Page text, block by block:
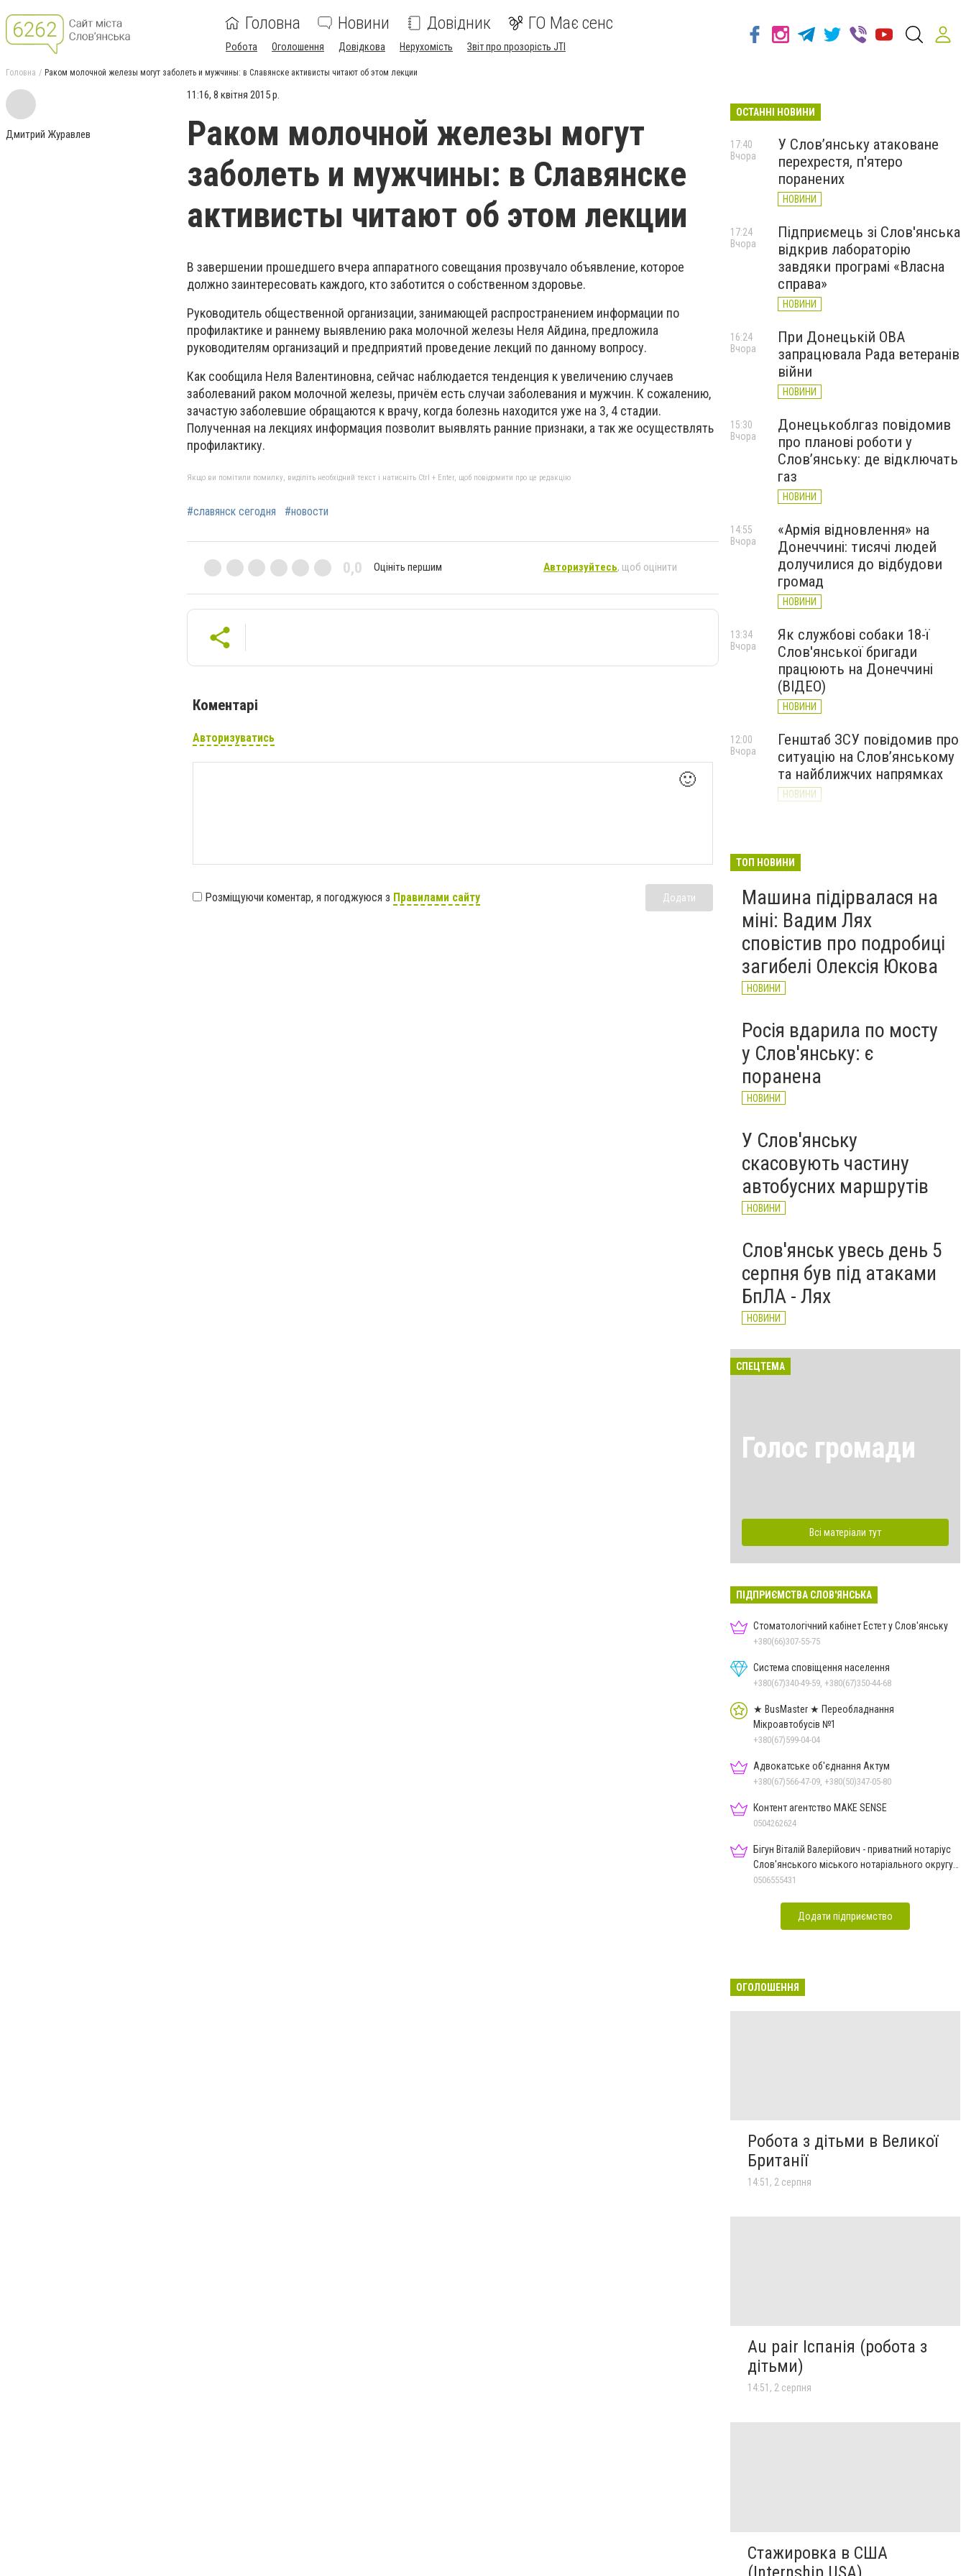
Головна Новини Довідник ГО Має сенс
Робота Оголошення Довідкова Нерухомість Звіт про прозорість JTI
Головна Раком молочной железы могут заболеть и мужчины: в Славянске активисты читают об этом лекции
Дмитрий Журавлев
11:16, 8 квітня 2015 р.
Раком молочной железы могут
заболеть и мужчины: в Славянске
активисты читают об этом лекции
В завершении прошедшего вчера аппаратного совещания прозвучало объявление, которое
должно заинтересовать каждого, кто заботится о собственном здоровье.
Руководитель общественной организации, занимающей распространением информации по
профилактике и раннему выявлению рака молочной железы Неля Айдина, предложила
руководителям организаций и предприятий проведение лекций по данному вопросу.
Как сообщила Неля Валентиновна, сейчас наблюдается тенденция к увеличению случаев
заболеваний раком молочной железы, причём есть случаи заболевания и мужчин. К сожалению,
зачастую заболевшие обращаются к врачу, когда болезнь находится уже на 3, 4 стадии.
Полученная на лекциях информация позволит выявлять ранние признаки, а так же осуществлять
профилактику.
Якщо ви помітили помилку, виділіть необхідний текст і натисніть Ctrl + Enter, щоб повідомити про це редакцію
#славянск сегодня #новости
0,0 Оцініть першим Авторизуйтесь, щоб оцінити
Коментарі
Авторизуватись
🙂
Розміщуючи коментар, я погоджуюся з Правилами сайту Додати
ОСТАННІ НОВИНИ
У Слов’янську атаковане
перехрестя, п'ятеро
поранених
НОВИНИ
17:40
Вчора
Підприємець зі Слов'янська
відкрив лабораторію
завдяки програмі «Власна
справа»
НОВИНИ
17:24
Вчора
При Донецькій ОВА
запрацювала Рада ветеранів
війни
НОВИНИ
16:24
Вчора
Донецькоблгаз повідомив
про планові роботи у
Слов’янську: де відключать
газ
НОВИНИ
15:30
Вчора
«Армія відновлення» на
Донеччині: тисячі людей
долучилися до відбудови
громад
НОВИНИ
14:55
Вчора
Як службові собаки 18-ї
Слов'янської бригади
працюють на Донеччині
(ВІДЕО)
НОВИНИ
13:34
Вчора
Генштаб ЗСУ повідомив про
ситуацію на Слов’янському
та найближчих напрямках
НОВИНИ
12:00
Вчора
великої війни: 7 серпня
ТОП НОВИНИ
Машина підірвалася на
міні: Вадим Лях
сповістив про подробиці
загибелі Олексія Юкова
НОВИНИ
Росія вдарила по мосту
у Слов'янську: є
поранена
НОВИНИ
У Слов'янську
скасовують частину
автобусних маршрутів
НОВИНИ
Слов'янськ увесь день 5
серпня був під атаками
БпЛА - Лях
НОВИНИ
СПЕЦТЕМА
Голос громади
Всі матеріали тут
ПІДПРИЄМСТВА СЛОВ'ЯНСЬКА
Стоматологічний кабінет Естет у Слов'янську
+380(66)307-55-75
Система сповіщення населення
+380(67)340-49-59, +380(67)350-44-68
★ BusMaster ★ Переобладнання
Мікроавтобусів №1
+380(67)599-04-04
Адвокатське об'єднання Актум
+380(67)566-47-09, +380(50)347-05-80
Контент агентство MAKE SENSE
0504262624
Бігун Віталій Валерійович - приватний нотаріус
Слов'янського міського нотаріального округу
Дон.обл.
0506555431
Додати підприємство
ОГОЛОШЕННЯ
Робота з дітьми в Великої
Британії
14:51, 2 серпня
Au pair Іспанія (робота з
дітьми)
14:51, 2 серпня
Стажировка в США